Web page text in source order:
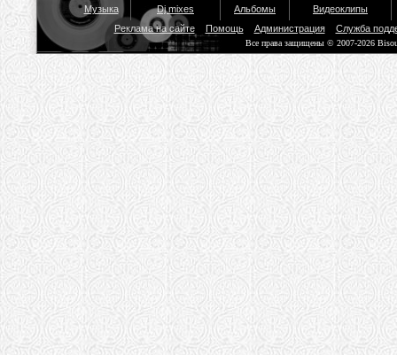
Музыка Dj mixes Альбомы
Видеоклипы
Реклама на сайте
Помощь Администрация Служба
Все права защищены © 2007-2026